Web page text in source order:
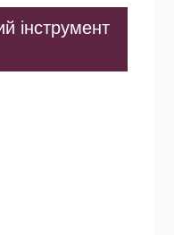
інструмент